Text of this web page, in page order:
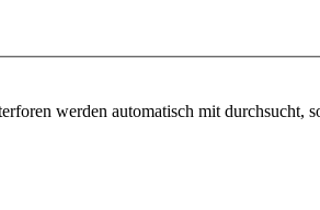
werden automatisch mit